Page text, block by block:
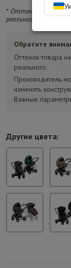
* Оттенок изделия
реального.
Обратите
Оттенок товара
реального.
Производитель
изменять
Важные
Другие цвета: